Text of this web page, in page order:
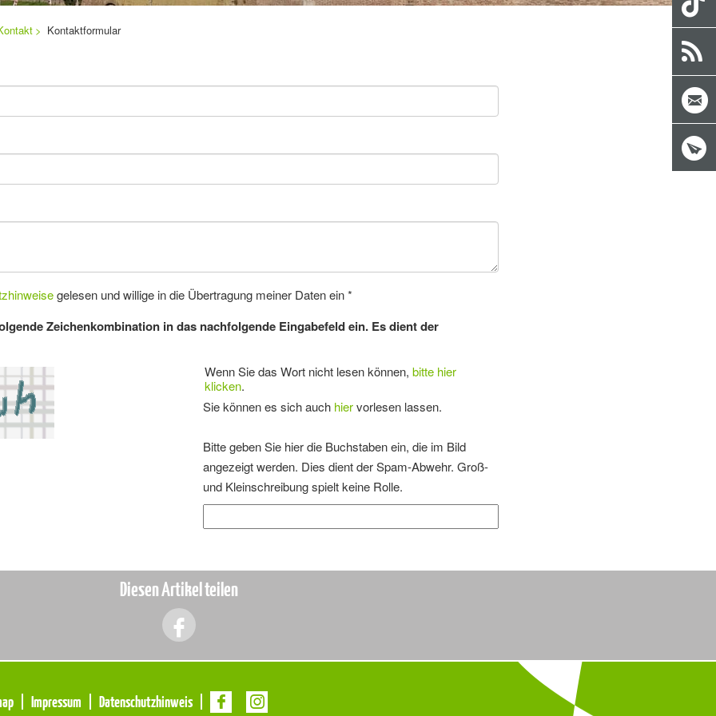
Kontaktformular
gelesen und willige in die Übertragung meiner Daten ein*
Zeichenkombination in das nachfolgende Eingabefeld ein. Es dient der
Wenn Sie das Wort nicht lesen können,bitte hier
klicken.
Sie können es sich auch hiervorlesen lassen.
Bitte geben Sie hier die Buchstaben ein, die im Bild
angezeigt werden. Dies dient der Spam-Abwehr. Groß-
und Kleinschreibung spielt keine Rolle.
Diesen Artikel teilen
Impressum Datenschutzhinweis